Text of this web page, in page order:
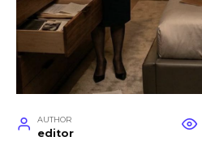
AUTHOR
editor